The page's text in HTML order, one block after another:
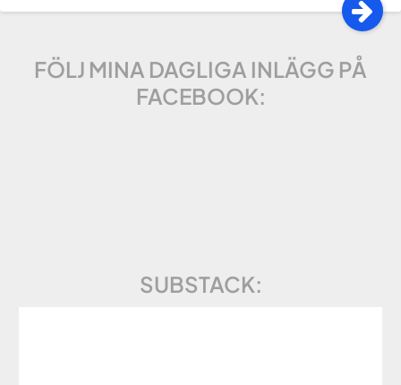
FÖLJ MINA DAGLIGA INLÄGG PÅ
FACEBOOK:
SUBSTACK: